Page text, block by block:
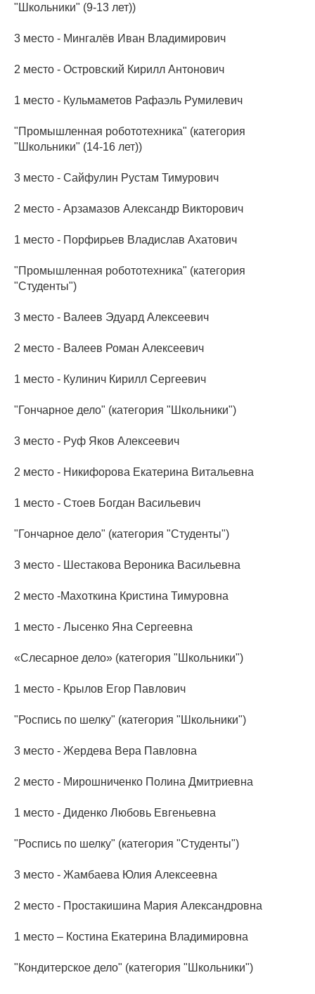
"Школьники" (9-13 лет))
3 место - Мингалёв Иван Владимирович
2 место - Островский Кирилл Антонович
1 место - Кульмаметов Рафаэль Румилевич
"Промышленная робототехника" (категория
"Школьники" (14-16 лет))
3 место - Сайфулин Рустам Тимурович
2 место - Арзамазов Александр Викторович
1 место - Порфирьев Владислав Ахатович
"Промышленная робототехника" (категория
"Студенты")
3 место - Валеев Эдуард Алексеевич
2 место - Валеев Роман Алексеевич
1 место - Кулинич Кирилл Сергеевич
"Гончарное дело" (категория "Школьники")
3 место - Руф Яков Алексеевич
2 место - Никифорова Екатерина Витальевна
1 место - Стоев Богдан Васильевич
"Гончарное дело" (категория "Студенты")
3 место - Шестакова Вероника Васильевна
2 место -Махоткина Кристина Тимуровна
1 место - Лысенко Яна Сергеевна
«Слесарное дело» (категория "Школьники")
1 место - Крылов Егор Павлович
"Роспись по шелку" (категория "Школьники")
3 место - Жердева Вера Павловна
2 место - Мирошниченко Полина Дмитриевна
1 место - Диденко Любовь Евгеньевна
"Роспись по шелку" (категория "Студенты")
3 место - Жамбаева Юлия Алексеевна
2 место - Простакишина Мария Александровна
1 место – Костина Екатерина Владимировна
"Кондитерское дело" (категория "Школьники")